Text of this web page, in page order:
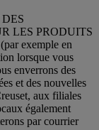
LES PRODUITS
exemple en
lorsque vous
enverrons des
et des nouvelles
aux filiales
également
par courrier